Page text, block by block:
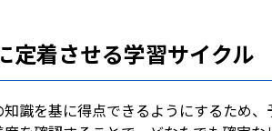
定着させる学習サイクル
識を基に得点できるようにするため